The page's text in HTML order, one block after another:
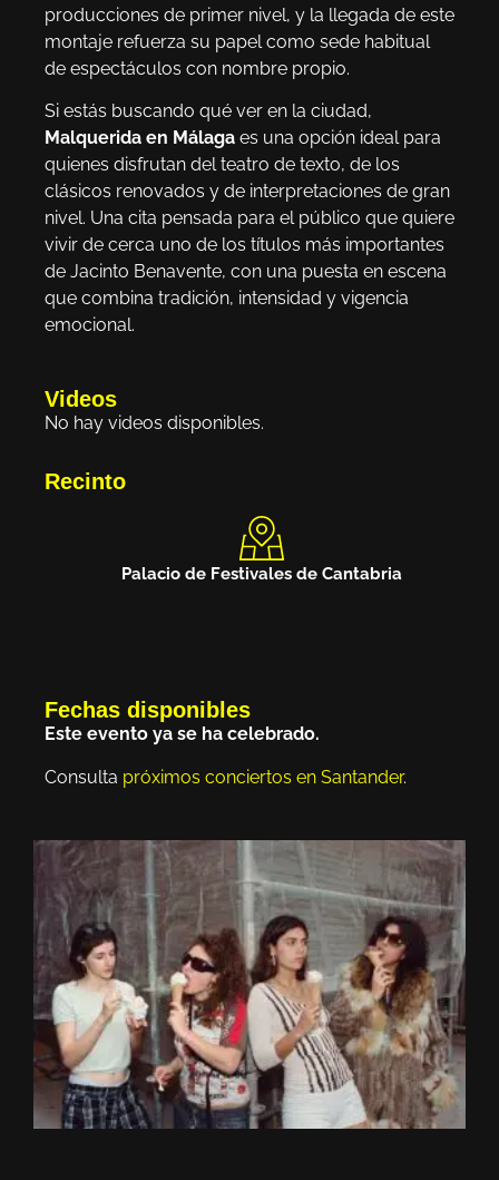
producciones de primer nivel, y la llegada de este
montaje refuerza su papel como sede habitual
de espectáculos con nombre propio.
Si estás buscando qué ver en la ciudad,
Malquerida en Málaga es una opción ideal para
quienes disfrutan del teatro de texto, de los
clásicos renovados y de interpretaciones de gran
nivel. Una cita pensada para el público que quiere
vivir de cerca uno de los títulos más importantes
de Jacinto Benavente, con una puesta en escena
que combina tradición, intensidad y vigencia
emocional.
Videos
No hay videos disponibles.
Recinto
Palacio de Festivales de Cantabria
Fechas disponibles
Este evento ya se ha celebrado.
Consulta próximos conciertos en Santander.